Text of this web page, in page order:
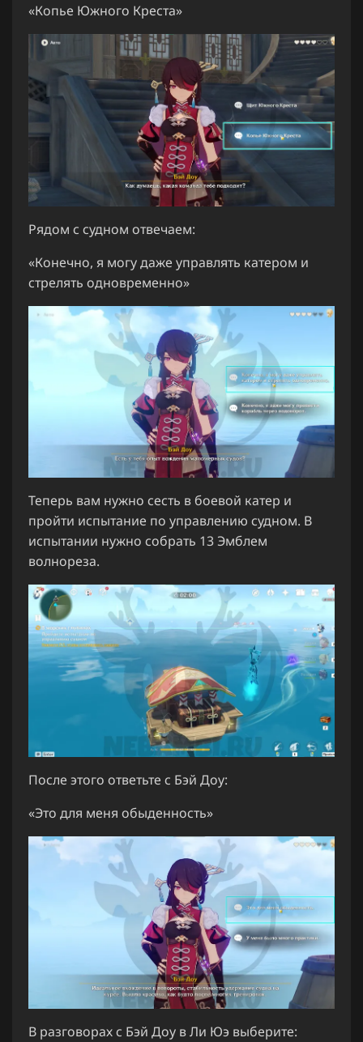
«Копье Южного Креста»
Рядом с судном отвечаем:
«Конечно, я могу даже управлять катером и
стрелять одновременно»
Теперь вам нужно сесть в боевой катер и
пройти испытание по управлению судном. В
испытании нужно собрать 13 Эмблем
волнореза.
После этого ответьте с Бэй Доу:
«Это для меня обыденность»
В разговорах с Бэй Доу в Ли Юэ выберите: